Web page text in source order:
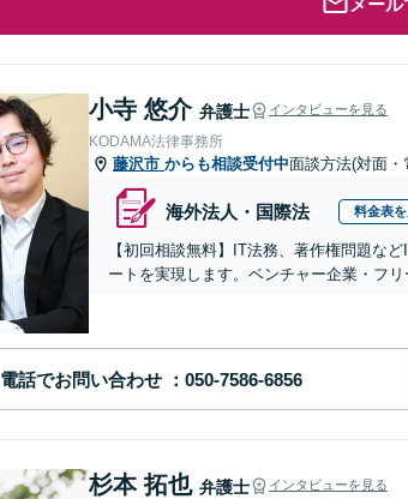
小寺 悠介 弁護士 インタビューを見る
KODAMA法律事務所
藤沢市 からも相談受付中面談方法(対面
海外法人・国際法 料金表
【初回相談無料】IT法務、著作権問題な
ートを実現します。ベンチャー企業・フ
電話でお問い合わせ
杉本 拓也 弁護士 インタビューを見る